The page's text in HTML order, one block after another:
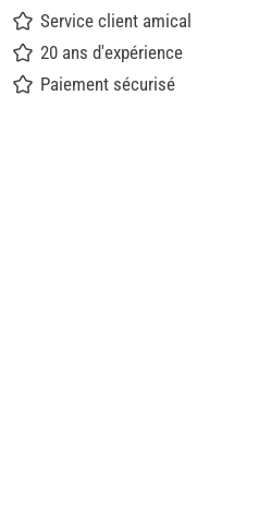
Service client amical
20 ans d'expérience
Paiement sécurisé